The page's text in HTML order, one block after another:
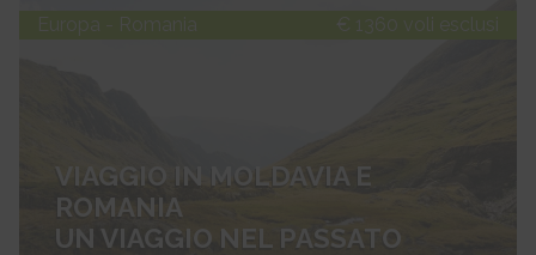
Europa - Romania € 1360 voli esclusi
VIAGGIO IN MOLDAVIA E
ROMANIA
UN VIAGGIO NEL PASSATO